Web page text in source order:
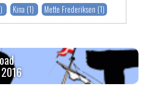
Kina (1) Mette Frederiksen (1)